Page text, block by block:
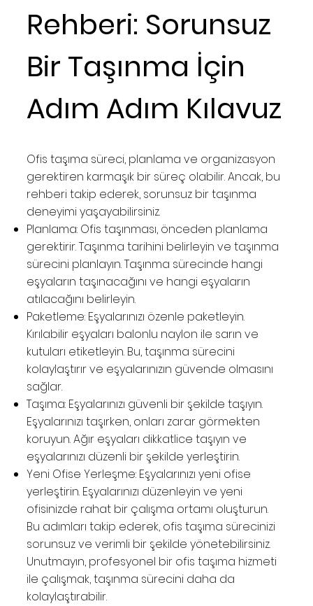
Rehberi: Sorunsuz
Bir Taşınma İçin
Adım Adım Kılavuz
Ofis taşıma süreci, planlama ve organizasyon
gerektiren karmaşık bir süreç olabilir. Ancak, bu
rehberi takip ederek, sorunsuz bir taşınma
deneyimi yaşayabilirsiniz.
Planlama: Ofis taşınması, önceden planlama
gerektirir. Taşınma tarihini belirleyin ve taşınma
sürecini planlayın. Taşınma sürecinde hangi
eşyaların taşınacağını ve hangi eşyaların
atılacağını belirleyin.
Paketleme: Eşyalarınızı özenle paketleyin.
Kırılabilir eşyaları balonlu naylon ile sarın ve
kutuları etiketleyin. Bu, taşınma sürecini
kolaylaştırır ve eşyalarınızın güvende olmasını
sağlar.
Taşıma: Eşyalarınızı güvenli bir şekilde taşıyın.
Eşyalarınızı taşırken, onları zarar görmekten
koruyun. Ağır eşyaları dikkatlice taşıyın ve
eşyalarınızı düzenli bir şekilde yerleştirin.
Yeni Ofise Yerleşme: Eşyalarınızı yeni ofise
yerleştirin. Eşyalarınızı düzenleyin ve yeni
ofisinizde rahat bir çalışma ortamı oluşturun.
Bu adımları takip ederek, ofis taşıma sürecinizi
sorunsuz ve verimli bir şekilde yönetebilirsiniz.
Unutmayın, profesyonel bir ofis taşıma hizmeti
ile çalışmak, taşınma sürecini daha da
kolaylaştırabilir.